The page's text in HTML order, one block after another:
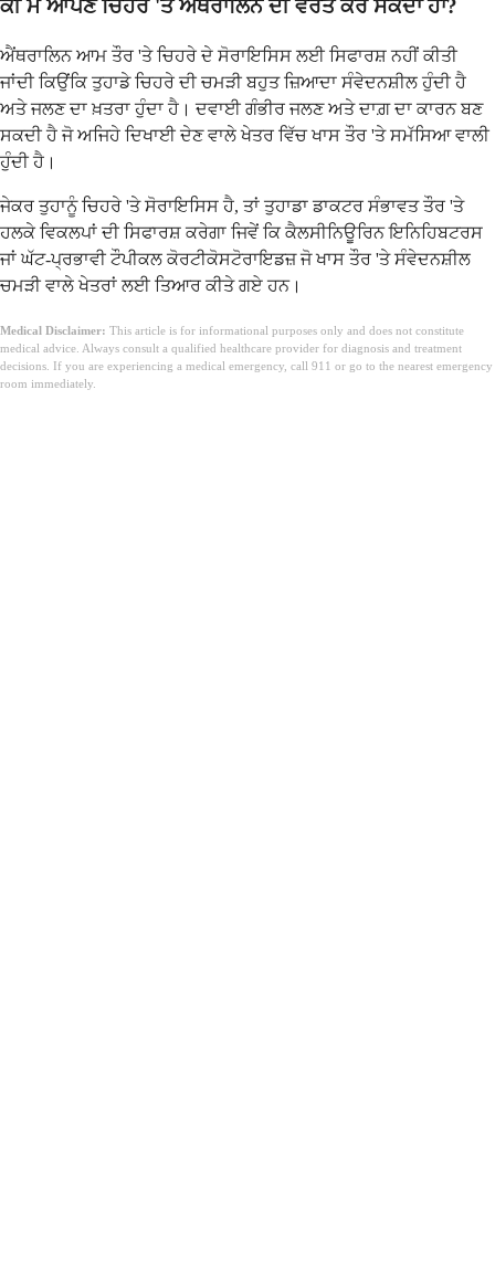
ਕੀ ਮੈਂ ਆਪਣੇ ਚਿਹਰੇ 'ਤੇ ਐਂਥਰਾਲਿਨ ਦੀ ਵਰਤੋਂ ਕਰ ਸਕਦਾ ਹਾਂ?
ਐਂਥਰਾਲਿਨ ਆਮ ਤੌਰ 'ਤੇ ਚਿਹਰੇ ਦੇ ਸੋਰਾਇਸਿਸ ਲਈ ਸਿਫਾਰਸ਼ ਨਹੀਂ ਕੀਤੀ
ਜਾਂਦੀ ਕਿਉਂਕਿ ਤੁਹਾਡੇ ਚਿਹਰੇ ਦੀ ਚਮੜੀ ਬਹੁਤ ਜ਼ਿਆਦਾ ਸੰਵੇਦਨਸ਼ੀਲ ਹੁੰਦੀ ਹੈ
ਅਤੇ ਜਲਣ ਦਾ ਖ਼ਤਰਾ ਹੁੰਦਾ ਹੈ। ਦਵਾਈ ਗੰਭੀਰ ਜਲਣ ਅਤੇ ਦਾਗ਼ ਦਾ ਕਾਰਨ ਬਣ
ਸਕਦੀ ਹੈ ਜੋ ਅਜਿਹੇ ਦਿਖਾਈ ਦੇਣ ਵਾਲੇ ਖੇਤਰ ਵਿੱਚ ਖਾਸ ਤੌਰ 'ਤੇ ਸਮੱਸਿਆ ਵਾਲੀ
ਹੁੰਦੀ ਹੈ।
ਜੇਕਰ ਤੁਹਾਨੂੰ ਚਿਹਰੇ 'ਤੇ ਸੋਰਾਇਸਿਸ ਹੈ, ਤਾਂ ਤੁਹਾਡਾ ਡਾਕਟਰ ਸੰਭਾਵਤ ਤੌਰ 'ਤੇ
ਹਲਕੇ ਵਿਕਲਪਾਂ ਦੀ ਸਿਫਾਰਸ਼ ਕਰੇਗਾ ਜਿਵੇਂ ਕਿ ਕੈਲਸੀਨਿਊਰਿਨ ਇਨਿਹਿਬਟਰਸ
ਜਾਂ ਘੱਟ-ਪ੍ਰਭਾਵੀ ਟੌਪੀਕਲ ਕੋਰਟੀਕੋਸਟੋਰਾਇਡਜ਼ ਜੋ ਖਾਸ ਤੌਰ 'ਤੇ ਸੰਵੇਦਨਸ਼ੀਲ
ਚਮੜੀ ਵਾਲੇ ਖੇਤਰਾਂ ਲਈ ਤਿਆਰ ਕੀਤੇ ਗਏ ਹਨ।
Medical Disclaimer: This article is for informational purposes only and does not constitute
medical advice. Always consult a qualified healthcare provider for diagnosis and treatment
decisions. If you are experiencing a medical emergency, call 911 or go to the nearest emergency
room immediately.